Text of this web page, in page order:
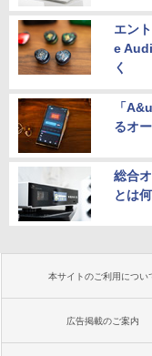
エン
e
く
「
るオ
総合
とは
本サイトのご利用につい
広告掲載のご案内